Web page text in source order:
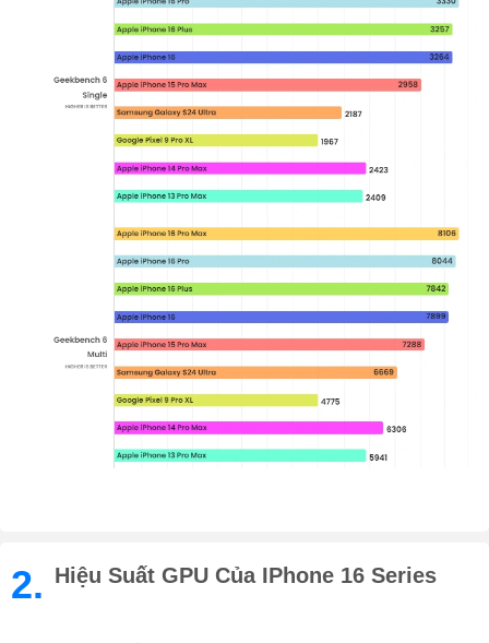
2. Hiệu Suất GPU Của IPhone 16 Series